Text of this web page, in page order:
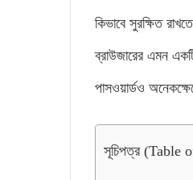
কিভাবে সুরক্ষিত
ব্রাউজারের এমন
পাসওয়ার্ডও
সূচিপত্র (Table